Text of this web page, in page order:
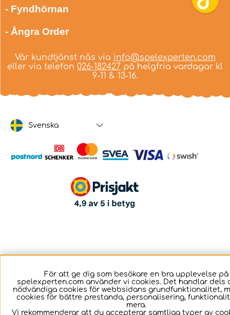
- Fyndhörnan
- Ångra Order
Vår kundtjänst nås via info@spelexperten.com
eller via telefon 026-182427 på helgfria vardagar kl
9-11 & 13-16.
Svenska
För att ge dig som besökare en bra upplevelse på
spelexperten.com använder vi cookies. Det handlar dels
nödvändiga cookies för webbsidans grundfunktionalitet,
cookies för bättre prestanda, personalisering,
mera.
Vi rekommenderar att du accepterar samtliga typer av